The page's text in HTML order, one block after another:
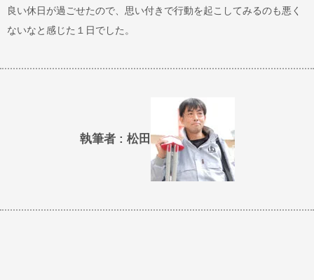
良い休日が過ごせたので、思い付きで行動を起こしてみるのも悪く
ないなと感じた１日でした。
執筆者 : 松田